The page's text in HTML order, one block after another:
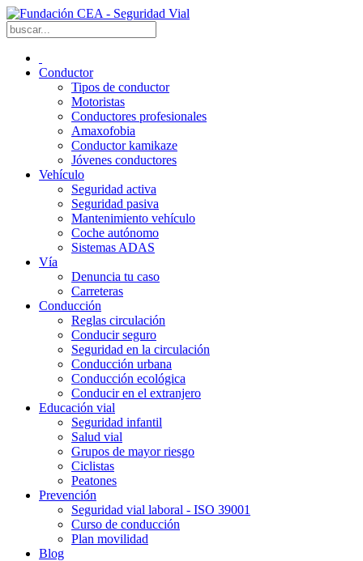
Conductor
Tipos de conductor
Motoristas
Conductores profesionales
Amaxofobia
Conductor kamikaze
Jóvenes conductores
Vehículo
Seguridad activa
Seguridad pasiva
Mantenimiento vehículo
Coche autónomo
Sistemas ADAS
Vía
Denuncia tu caso
Carreteras
Conducción
Reglas circulación
Conducir seguro
Seguridad en la circulación
Conducción urbana
Conducción ecológica
Conducir en el extranjero
Educación vial
Seguridad infantil
Salud vial
Grupos de mayor riesgo
Ciclistas
Peatones
Prevención
Seguridad vial laboral - ISO 39001
Curso de conducción
Plan movilidad
Blog